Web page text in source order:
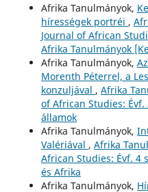
Afrika Tanulmányok,
hírességek portréi ,
Journal of African
Afrika Tanulmányok
Afrika Tanulmányok,
Morenth Péterrel, a
konzuljával , Afrika
of African Studies: Évf.
államok
Afrika Tanulmányok,
Valériával , Afrika
African Studies: Évf. 4
és Afrika
Afrika Tanulmányok,